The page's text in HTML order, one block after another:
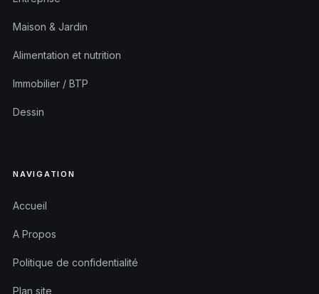
Maison & Jardin
Alimentation et nutrition
Immobilier / BTP
Dessin
NAVIGATION
Accueil
A Propos
Politique de confidentialité
Plan site